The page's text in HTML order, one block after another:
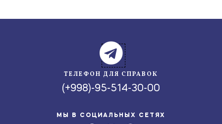
ТЕЛЕФОН ДЛЯ СПРАВОК
(+998)-95-514-30-00
МЫ В СОЦИАЛЬНЫХ СЕТЯХ